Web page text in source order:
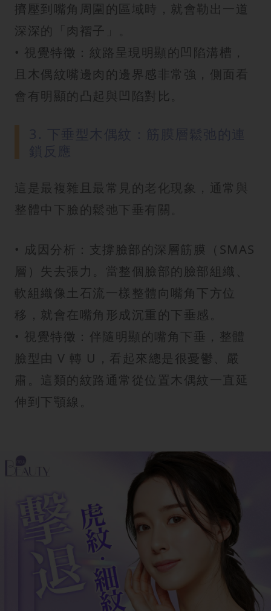
擠壓到嘴角周圍的區域時，就會勒出一道
深深的「肉褶子」。
• 視覺特徵：紋路呈現明顯的凹陷溝槽，
且木偶紋嘴邊肉的邊界感非常強，側面看
會有明顯的凸起與凹陷對比。
這是最複雜且最常見的老化現象，通常與
整體中下臉的鬆弛下垂有關。
• 成因分析：支撐臉部的深層筋膜（SMAS
層）失去張力。當整個臉部的臉部組織、
軟組織像土石流一樣整體向嘴角下方位
移，就會在嘴角形成沉重的下垂感。
• 視覺特徵：伴隨明顯的嘴角下垂，整體
臉型由 V 轉 U，看起來總是很憂鬱、嚴
肅。這類的紋路通常從位置木偶紋一直延
伸到下顎線。